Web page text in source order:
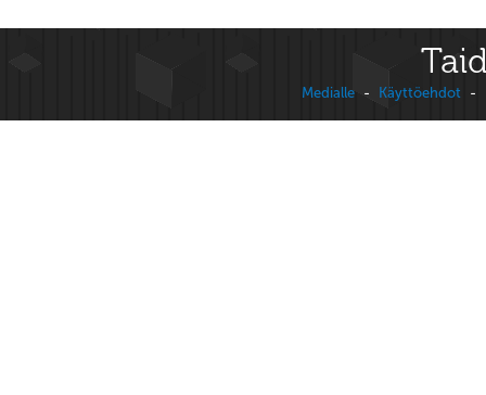
Medialle - Käyttöehdot -